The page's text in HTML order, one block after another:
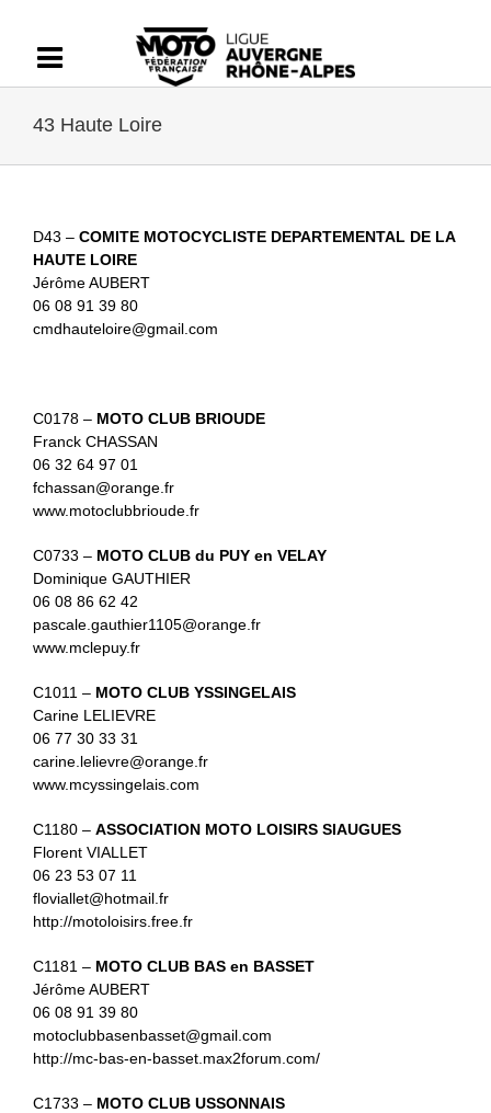
contenu
43 Haute Loire
D43 – COMITE MOTOCYCLISTE DEPARTEMENTAL DE LA
HAUTE LOIRE
Jérôme AUBERT
06 08 91 39 80
cmdhauteloire@gmail.com
C0178 – MOTO CLUB BRIOUDE
Franck CHASSAN
06 32 64 97 01
fchassan@orange.fr
www.motoclubbrioude.fr
C0733 – MOTO CLUB du PUY en VELAY
Dominique GAUTHIER
06 08 86 62 42
pascale.gauthier1105@orange.fr
www.mclepuy.fr
C1011 – MOTO CLUB YSSINGELAIS
Carine LELIEVRE
06 77 30 33 31
carine.lelievre@orange.fr
www.mcyssingelais.com
C1180 – ASSOCIATION MOTO LOISIRS SIAUGUES
Florent VIALLET
06 23 53 07 11
floviallet@hotmail.fr
http://motoloisirs.free.fr
C1181 – MOTO CLUB BAS en BASSET
Jérôme AUBERT
06 08 91 39 80
motoclubbasenbasset@gmail.com
http://mc-bas-en-basset.max2forum.com/
C1733 – MOTO CLUB USSONNAIS